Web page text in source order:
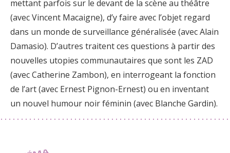
mettant parfois sur le devant de la scène au théâtre
(avec Vincent Macaigne), d’y faire avec l’objet regard
dans un monde de surveillance généralisée (avec Alain
Damasio). D’autres traitent ces questions à partir des
nouvelles utopies communautaires que sont les ZAD
(avec Catherine Zambon), en interrogeant la fonction
de l’art (avec Ernest Pignon-Ernest) ou en inventant
un nouvel humour noir féminin (avec Blanche Gardin).